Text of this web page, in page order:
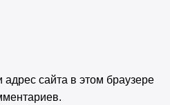
сайта в этом браузере